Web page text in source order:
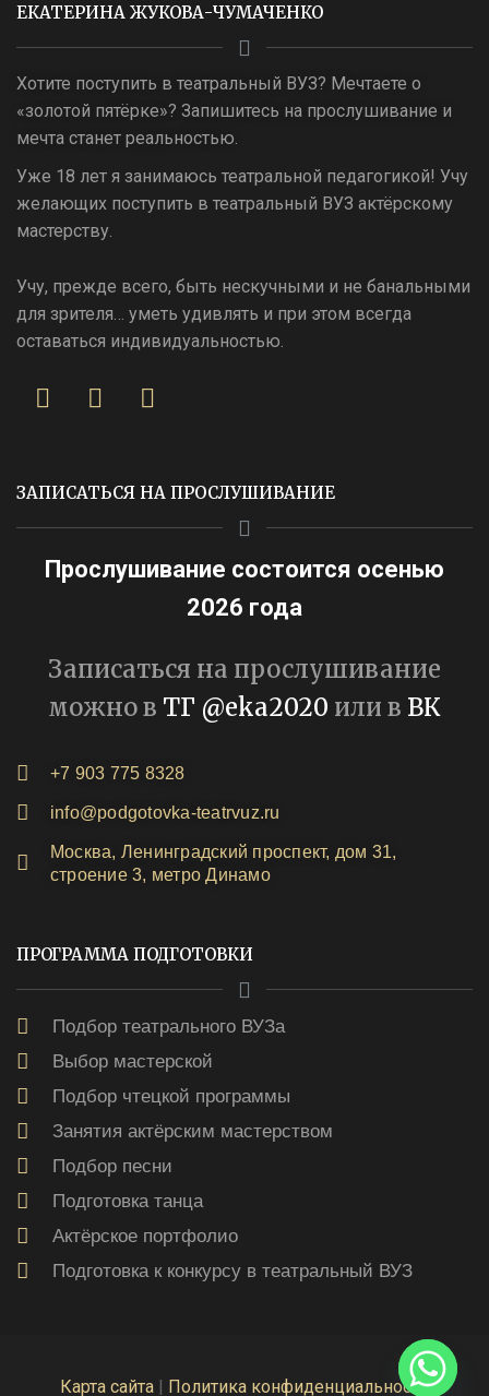
ЕКАТЕРИНА ЖУКОВА-ЧУМАЧЕНКО
Хотите поступить в театральный ВУЗ? Мечтаете о
«золотой пятёрке»? Запишитесь на прослушивание и
мечта станет реальностью.
Уже 18 лет я занимаюсь театральной педагогикой! Учу
желающих поступить в театральный ВУЗ актёрскому
мастерству.
Учу, прежде всего, быть нескучными и не банальными
для зрителя… уметь удивлять и при этом всегда
оставаться индивидуальностью.
ЗАПИСАТЬСЯ НА ПРОСЛУШИВАНИЕ
Прослушивание состоится осенью
2026 года
Записаться на прослушивание
можно в ТГ @eka2020 или в ВК
+7 903 775 8328
info@podgotovka-teatrvuz.ru
Москва, Ленинградский проспект, дом 31,
строение 3, метро Динамо
ПРОГРАММА ПОДГОТОВКИ
Подбор театрального ВУЗа
Выбор мастерской
Подбор чтецкой программы
Занятия актёрским мастерством
Подбор песни
Подготовка танца
Актёрское портфолио
Подготовка к конкурсу в театральный ВУЗ
Карта сайта | Политика конфиденциальности